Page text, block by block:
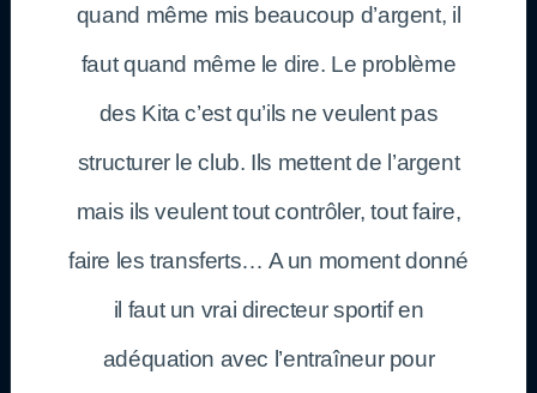
quand même mis beaucoup d’argent, il
faut quand même le dire. Le problème
des Kita c’est qu’ils ne veulent pas
structurer le club. Ils mettent de l’argent
mais ils veulent tout contrôler, tout faire,
faire les transferts… A un moment donné
il faut un vrai directeur sportif en
adéquation avec l’entraîneur pour